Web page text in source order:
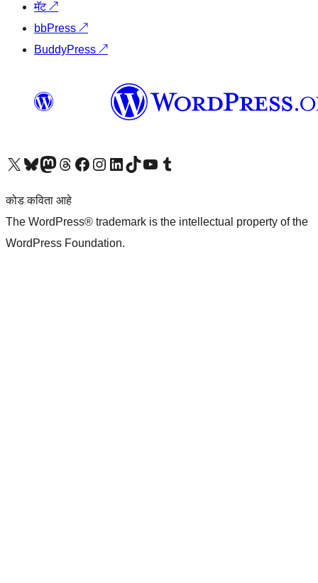
मॅट↗
bbPress ↗
BuddyPress ↗
आमच्या X (एक्स) (पूर्वीचे ट्विटर) खात्याला भेट द्या आमच्या ब्लूस्की खात्याला भेट द्या.आमच्या Mastodon खात्याला भेट द्या.आमच्या थ्रेड्स खात्याला भेट द्या. आमच्या फेसबुक पेजला भेट द्या आमच्या इंस्टाग्राम खात्याला भेट द्या आमच्या लिंक्डइन खात्याला भेट द्या आमच्या टिकटॉक अकाउंटला भेट द्या.आमच्या यूट्यूब चॅनेलला भेट द्या आमच्या टंबलर खात्याला भेट द्या.
कोड कविता आहे
The WordPress® trademark is the intellectual property of the
WordPress Foundation.